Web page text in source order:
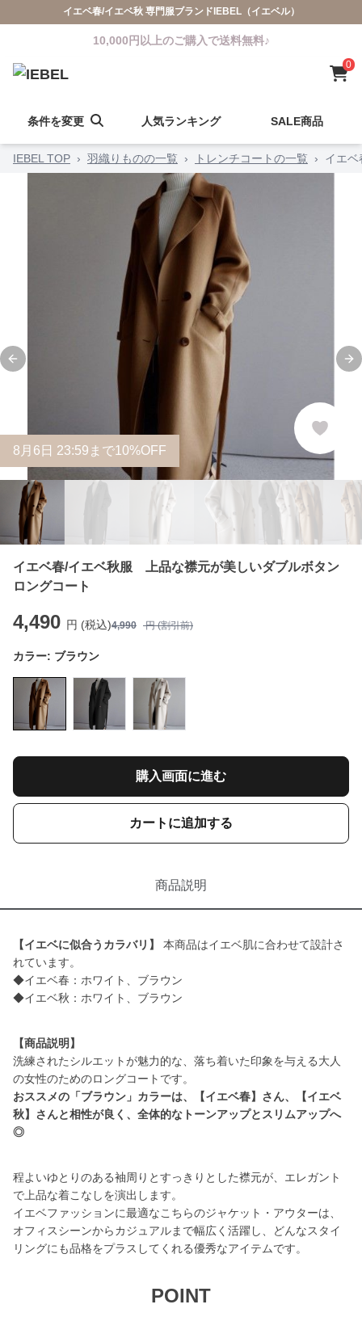
イエベ春/イエベ秋 専門服ブランドIEBEL（イエベル）
10,000円以上のご購入で送料無料♪
0
条件を変更 人気ランキング SALE商品
IEBEL TOP › 羽織りものの一覧 › トレンチコートの一覧 › イエ
Previous slide
8 月 6 日 23:59まで10%OFF
イエベ春/イエベ秋服 上品な襟元が美しいダブルボタン
ロングコート
4,490 円 (税込)4,990 円 (割引前)
カラー: ブラウン
購入画面に進む
カートに追加する
商品説明
【イエベに似合うカラバリ】
本商品はイエベ肌に合わせて設計さ
れています。
◆イエベ春：ホワイト、ブラウン
◆イエベ秋：ホワイト、ブラウン
【商品説明】
洗練されたシルエットが魅力的な、落ち着いた印象を与える大人
おススメの「ブラウン」カラーは、【イエベ春】さん、【イエベ
秋】さんと相性が良く、全体的なトーンアップとスリムアップへ
◎
程よいゆとりのある袖周りとすっきりとした襟元が、エレガント
で上品な着こなしを演出します。
イエベファッションに最適なこちらのジャケット・アウターは、
オフィスシーンからカジュアルまで幅広く活躍し、どんなスタイ
リングにも品格をプラスしてくれる優秀なアイテムです。
POINT